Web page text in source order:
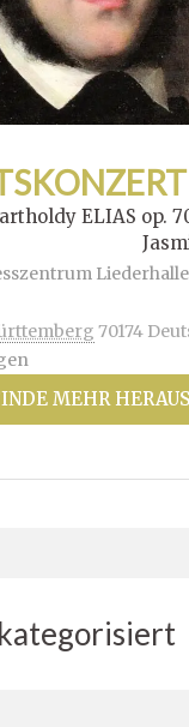
ELIAS op.
Jasmin
70174
MEHR HERAUS